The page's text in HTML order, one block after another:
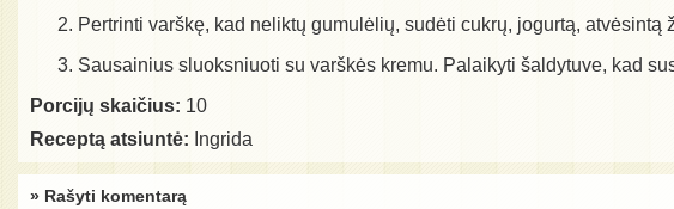
Pertrinti varškę, kad neliktų gumulėlių, sudėti cukrų, jogurtą, atvėsintą
Sausainius sluoksniuoti su varškės kremu. Palaikyti šaldytuve, kad
Porcijų skaičius: 10
Receptą atsiuntė: Ingrida
» Rašyti komentarą